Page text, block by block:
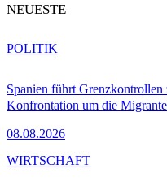
NEUESTE
Spanien führt
Konfrontation um die
08.08.2026
POLITIK
WIRTSCHAFT